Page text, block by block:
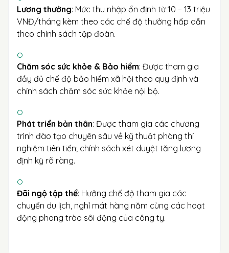
Lương thưởng: Mức thu nhập ổn định từ 10 – 13 triệu
VNĐ/tháng kèm theo các chế độ thưởng hấp dẫn
theo chính sách tập đoàn.
Chăm sóc sức khỏe & Bảo hiểm: Được tham gia
đầy đủ chế độ bảo hiểm xã hội theo quy định và
chính sách chăm sóc sức khỏe nội bộ.
Phát triển bản thân: Được tham gia các chương
trình đào tạo chuyên sâu về kỹ thuật phòng thí
nghiệm tiên tiến; chính sách xét duyệt tăng lương
định kỳ rõ ràng.
Đãi ngộ tập thể: Hưởng chế độ tham gia các
chuyến du lịch, nghỉ mát hàng năm cùng các hoạt
động phong trào sôi động của công ty.